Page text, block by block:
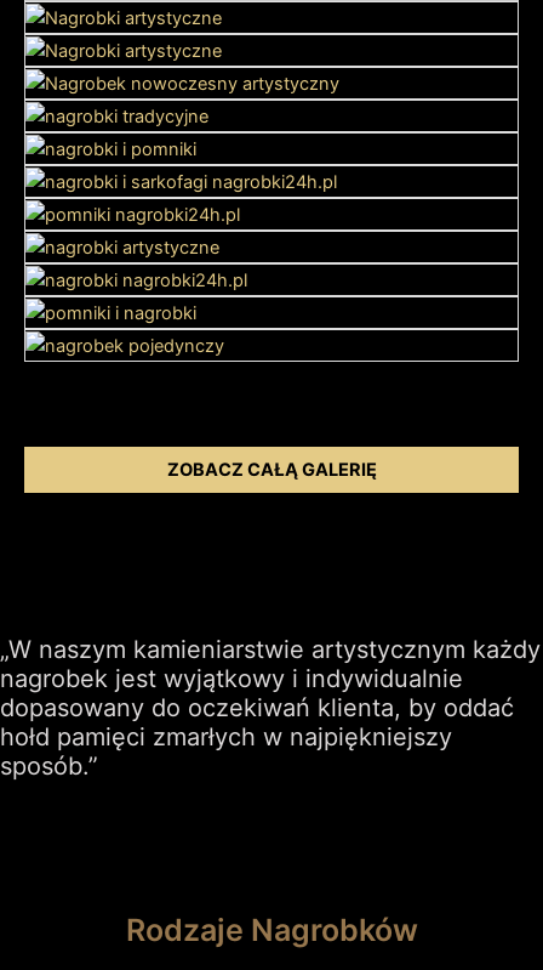
ZOBACZ CAŁĄ GALERIĘ
„W naszym kamieniarstwie artystycznym każdy
nagrobek jest wyjątkowy i indywidualnie
dopasowany do oczekiwań klienta, by oddać
hołd pamięci zmarłych w najpiękniejszy
sposób.”
Rodzaje Nagrobków